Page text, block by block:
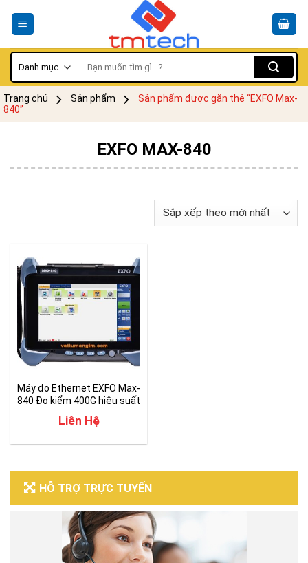
kiếm:
Trang chủ Sản phẩm
Sản phẩm được gắn thẻ “EXFO Max-
840”
HỖ TRỢ TRỰC TUYẾN
EXFO MAX-840
Máy đo Ethernet EXFO Max-
840 Đo kiểm 400G hiệu suất
Liên Hệ